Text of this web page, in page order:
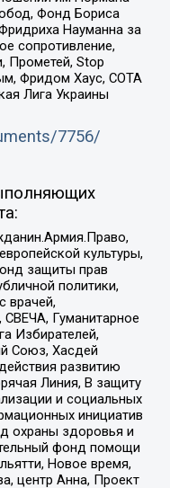
Фонд Бориса
Науманна за
сопротивление,
Прометей, Stop
Фридом Хаус, СОТА
Лига Украины
7756/
культуры,
защиты прав
политики,
врачей,
Гуманитарное
Избирателей,
Союз, Хасдей
развитию
Линия, В защиту
и социальных
инициатив
охраны здоровья и
фонд помощи
Новое время,
центр Анна, Проект